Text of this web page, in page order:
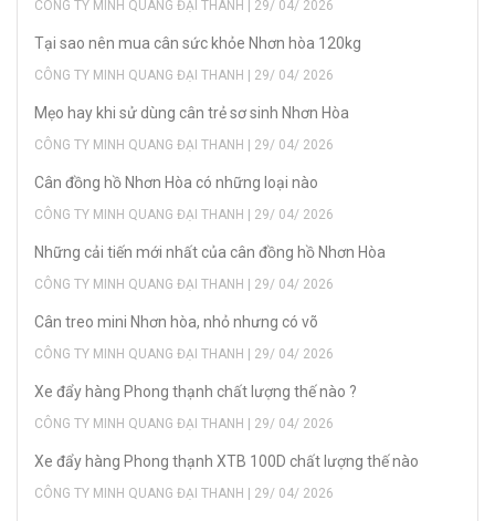
CÔNG TY MINH QUANG ĐẠI THANH | 29/ 04/ 2026
Tại sao nên mua cân sức khỏe Nhơn hòa 120kg
CÔNG TY MINH QUANG ĐẠI THANH | 29/ 04/ 2026
Mẹo hay khi sử dùng cân trẻ sơ sinh Nhơn Hòa
CÔNG TY MINH QUANG ĐẠI THANH | 29/ 04/ 2026
Cân đồng hồ Nhơn Hòa có những loại nào
CÔNG TY MINH QUANG ĐẠI THANH | 29/ 04/ 2026
Những cải tiến mới nhất của cân đồng hồ Nhơn Hòa
CÔNG TY MINH QUANG ĐẠI THANH | 29/ 04/ 2026
Cân treo mini Nhơn hòa, nhỏ nhưng có võ
CÔNG TY MINH QUANG ĐẠI THANH | 29/ 04/ 2026
Xe đẩy hàng Phong thạnh chất lượng thế nào ?
CÔNG TY MINH QUANG ĐẠI THANH | 29/ 04/ 2026
Xe đẩy hàng Phong thạnh XTB 100D chất lượng thế nào
CÔNG TY MINH QUANG ĐẠI THANH | 29/ 04/ 2026